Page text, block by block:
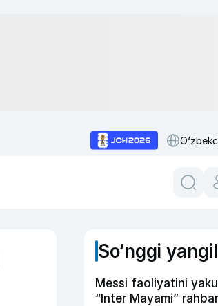
So‘nggi
Messi faoliyatini
“Inter Mayami”